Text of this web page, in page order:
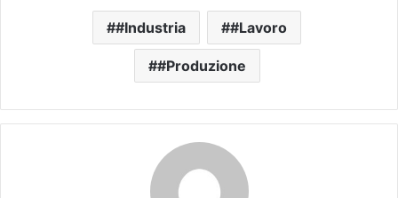
#Industria #Lavoro
#Produzione